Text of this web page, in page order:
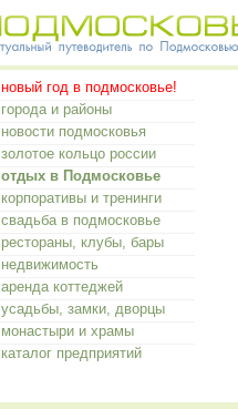
новый год в подмосковье!
города и районы
новости подмосковья
золотое кольцо россии
отдых в Подмосковье
корпоративы и тренинги
свадьба в подмосковье
рестораны, клубы, бары
недвижимость
аренда коттеджей
усадьбы, замки, дворцы
монастыри и храмы
каталог предприятий